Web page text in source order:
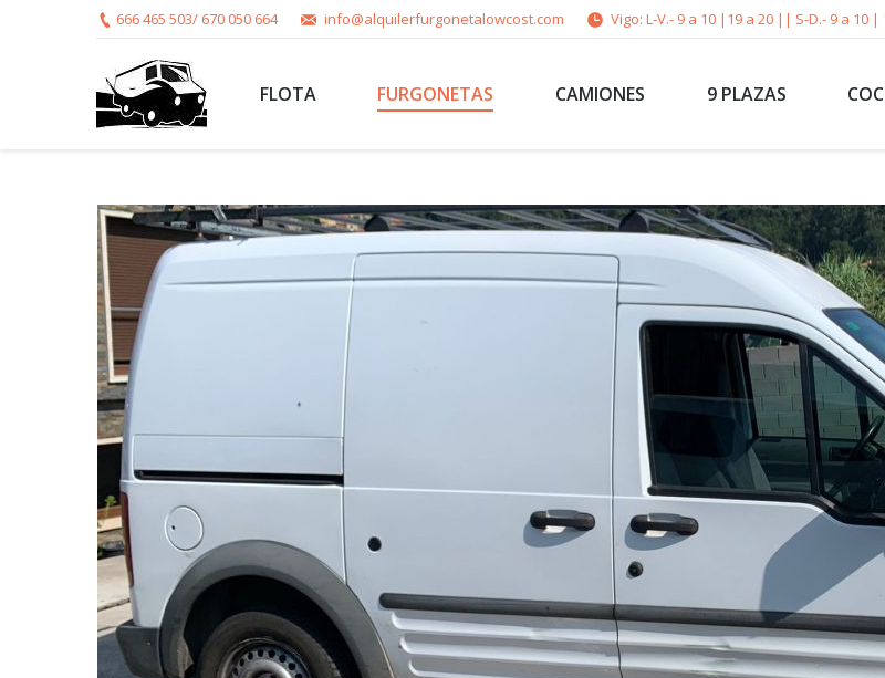
666 465 503/ 670 050 664 info@alquilerfurgonetalowcost.com Vigo: L-V.- 9 a 10 |19 a 20 || S-D.- 9 a 10 |
FLOTA FURGONETAS CAMIONES 9 PLAZAS